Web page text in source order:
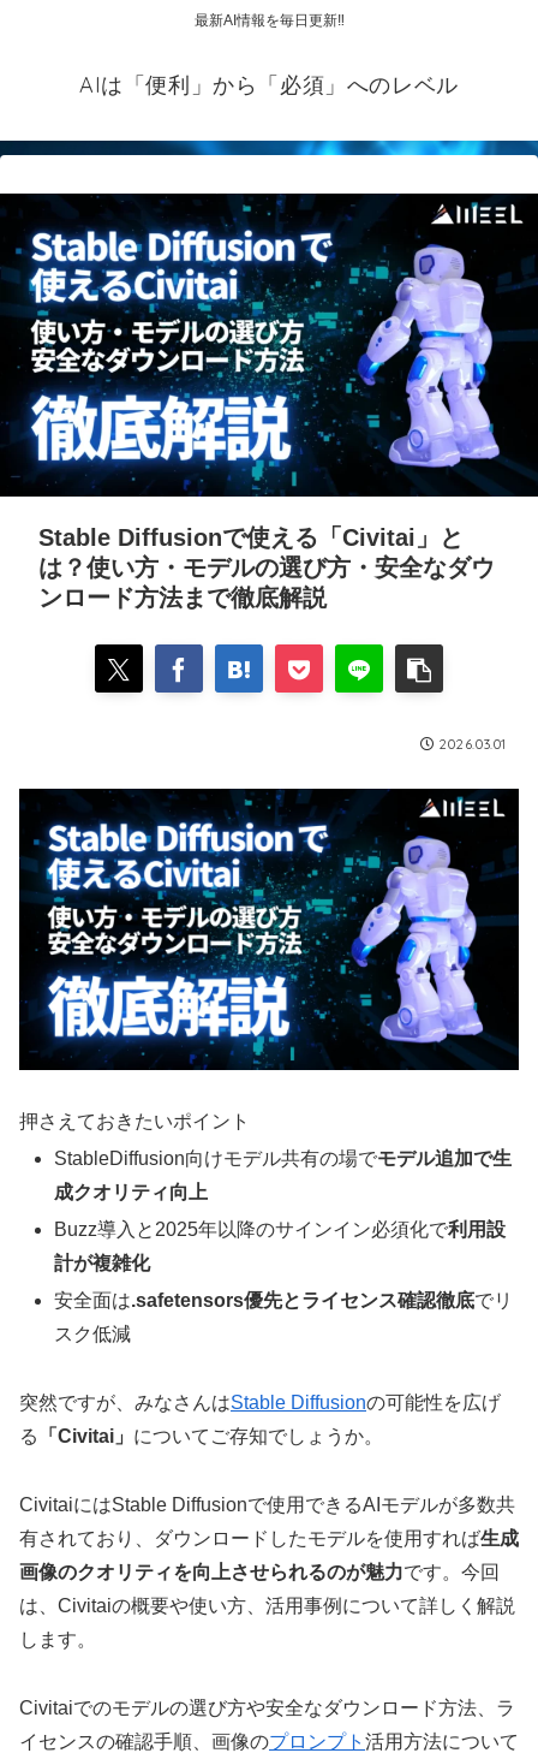
最新AI情報を毎日更新‼
AIは「便利」から「必須」へのレベル
Stable Diffusionで使える「Civitai」と
は？使い方・モデルの選び方・安全なダウ
ンロード方法まで徹底解説
2026.03.01
押さえておきたいポイント
StableDiffusion向けモデル共有の場でモデル追加で生
成クオリティ向上
Buzz導入と2025年以降のサインイン必須化で利用設
計が複雑化
安全面は.safetensors優先とライセンス確認徹底でリ
スク低減
突然ですが、みなさんはStable Diffusionの可能性を広げ
る
「Civitai」 についてご存知でしょうか。
CivitaiにはStable Diffusionで使用できるAIモデルが多数共
有されており、ダウンロードしたモデルを使用すれば生成
画像のクオリティを向上させられるのが魅力です。今回
は、Civitaiの概要や使い方、活用事例について詳しく解説
します。
Civitaiでのモデルの選び方や安全なダウンロード方法、ラ
イセンスの確認手順、画像のプロンプト 活用方法について